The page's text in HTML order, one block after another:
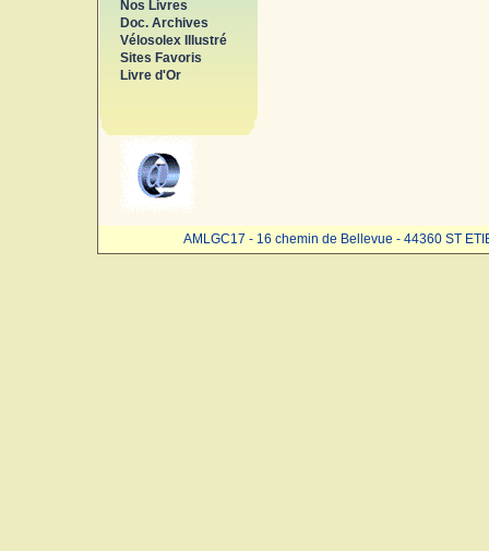
Nos Livres
Doc. Archives
Vélosolex Illustré
Sites Favoris
Livre d'Or
AMLGC17 - 16 chemin de Bellevue - 44360 ST